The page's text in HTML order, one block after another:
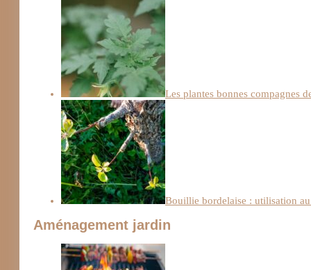
Les plantes bonnes compagnes
Bouillie bordelaise : utilisation
Aménagement jardin